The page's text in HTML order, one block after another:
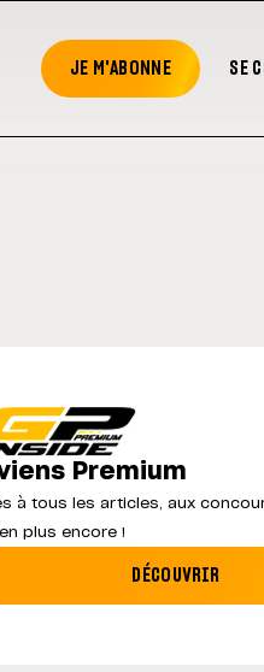
JE M'ABONNE SE
MotoGP : les cinq
Premium
à tous les articles, aux
plus encore !
DÉCOUVRIR